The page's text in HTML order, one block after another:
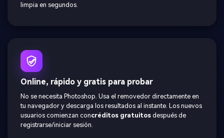
limpia en segundos.
Online, rápido y gratis para probar
No se necesita Photoshop. Usa el removedor directamente en
tu navegador y descarga los resultados al instante. Los nuevos
usuarios comienzan concréditos gratuitos después de
registrarse/iniciar sesión.